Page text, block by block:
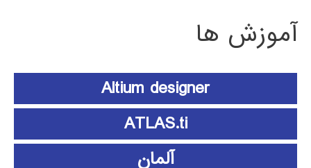
آموزش ها
Altium designer
ATLAS.ti
آلمان